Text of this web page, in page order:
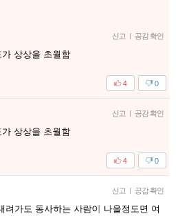
신고 | 공감 확인
상상을 초월함
0
4
신고 | 공감 확인
상상을 초월함
0
4
신고 | 공감 확인
려가도 동사하는 사람이 나올정도면 여